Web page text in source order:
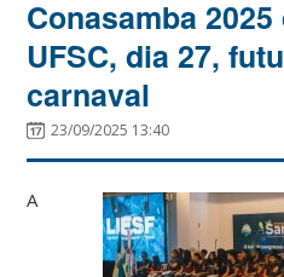
Conasamba
UFSC, dia 27,
carnaval
23/09/2025 13:40
A